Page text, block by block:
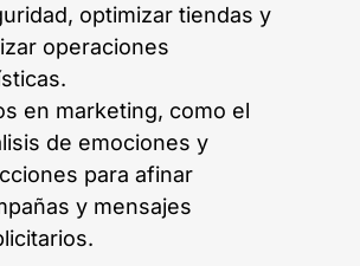
optimizar tiendas y
operaciones
en marketing, como el
de emociones y
para afinar
y mensajes